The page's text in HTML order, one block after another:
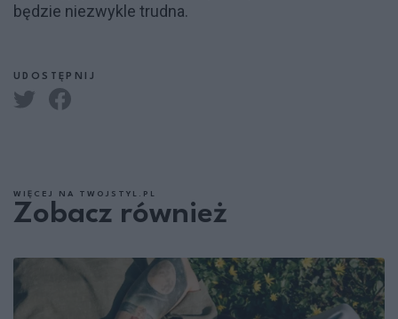
będzie niezwykle trudna.
UDOSTĘPNIJ
WIĘCEJ NA TWOJSTYL.PL
Zobacz również